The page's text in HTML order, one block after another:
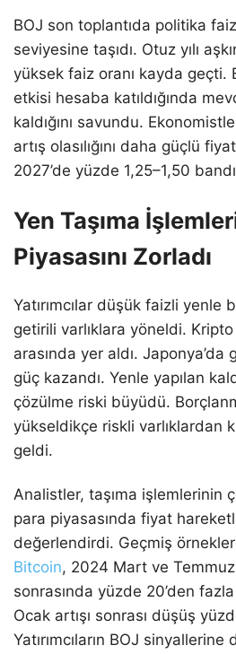
BOJ son toplantıda politika
seviyesine taşıdı. Otuz yılı
yüksek faiz oranı kayda geçti.
etkisi hesaba katıldığında
kaldığını savundu.
artış olasılığını daha güçlü
2027’de yüzde 1,25–1,50
Yen Taşıma
Piyasasını Zorladı
Yatırımcılar düşük faizli yenle
getirili varlıklara yöneldi.
arasında yer aldı. Japonya’da
güç kazandı. Yenle yapılan
çözülme riski büyüdü.
yükseldikçe riskli varlıklardan
geldi.
Analistler, taşıma işlemlerinin
para piyasasında fiyat
değerlendirdi. Geçmiş
Bitcoin, 2024 Mart ve
sonrasında yüzde 20’den
Ocak artışı sonrası düşüş
Yatırımcıların BOJ